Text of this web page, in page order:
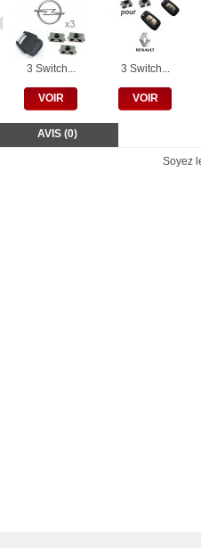
3 Switch...
VOIR
3 Switch...
VOIR
AVIS (0)
Soyez